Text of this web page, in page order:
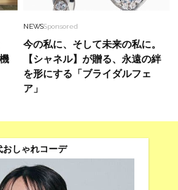
NEWSSponsored
今の私に、そして未来の私に。
【シャネル】が贈る、永遠の絆
を形にする「ブライダルフェ
ア」
おしゃれコーデ